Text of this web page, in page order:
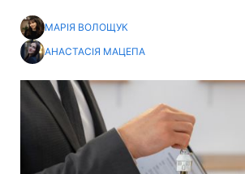
МАРІЯ ВОЛОЩУК
АНАСТАСІЯ МАЦЕПА